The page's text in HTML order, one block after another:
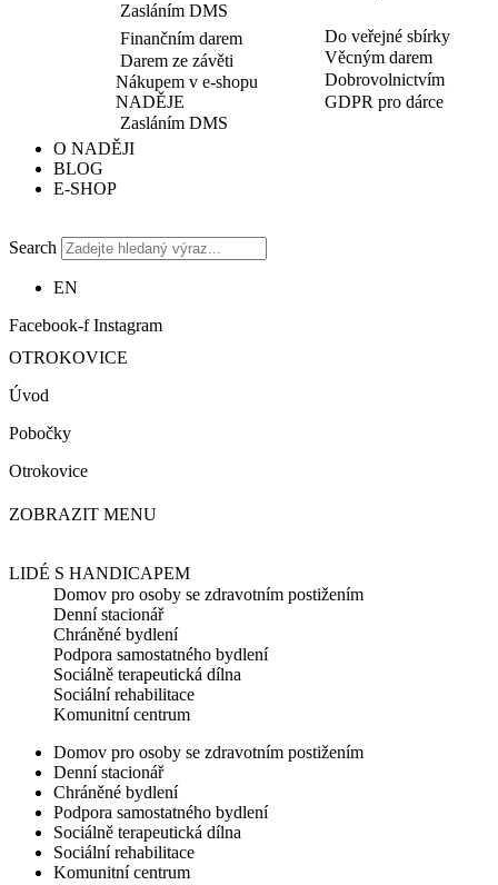
Zasláním DMS
Finančním darem
Darem ze závěti
Nákupem v e-shopu
NADĚJE
Zasláním DMS
Do veřejné sbírky
Věcným darem
Dobrovolnictvím
GDPR pro dárce
O NADĚJI
BLOG
E-SHOP
Search
EN
Facebook-f Instagram
OTROKOVICE
Úvod
Pobočky
Otrokovice
ZOBRAZIT MENU
LIDÉ S HANDICAPEM
Domov pro osoby se zdravotním postižením
Denní stacionář
Chráněné bydlení
Podpora samostatného bydlení
Sociálně terapeutická dílna
Sociální rehabilitace
Komunitní centrum
Domov pro osoby se zdravotním postižením
Denní stacionář
Chráněné bydlení
Podpora samostatného bydlení
Sociálně terapeutická dílna
Sociální rehabilitace
Komunitní centrum